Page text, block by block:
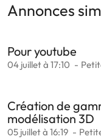
Annonces
Pour youtube
04 juillet à 17:10
Création de
modélisation 3D
05 juillet à 16:19